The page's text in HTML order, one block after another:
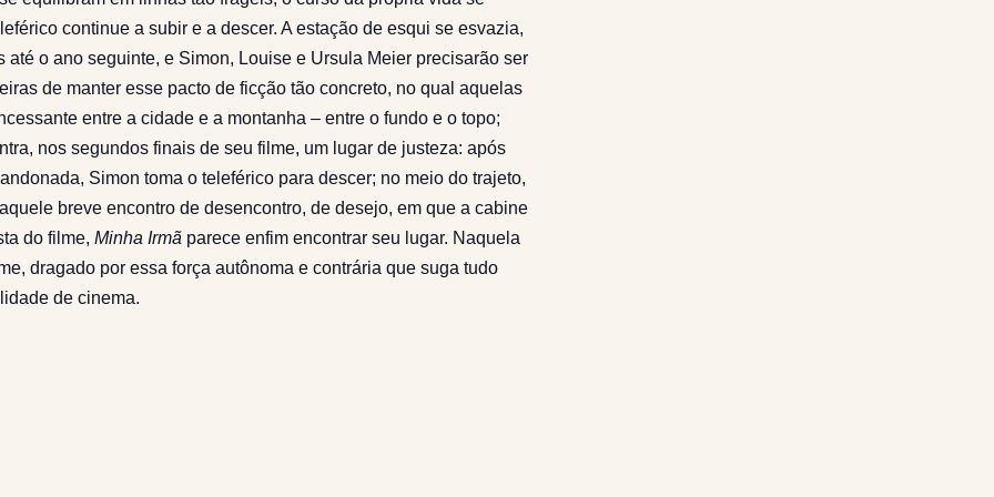
continue a subir e a descer. A estação de esqui se esvazia,
o ano seguinte, e Simon, Louise e Ursula Meier precisarão ser
de manter esse pacto de ficção tão concreto, no qual aquelas
entre a cidade e a montanha – entre o fundo e o topo;
nos segundos finais de seu filme, um lugar de justeza: após
Simon toma o teleférico para descer; no meio do trajeto,
breve encontro de desencontro, de desejo, em que a cabine
do filme, Minha Irmã parece enfim encontrar seu lugar. Naquela
dragado por essa força autônoma e contrária que suga tudo
de cinema.